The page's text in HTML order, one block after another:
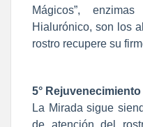
Mágicos”,
Hialurónico, son los
rostro recupere su
5°
La Mirada sigue
de atención del